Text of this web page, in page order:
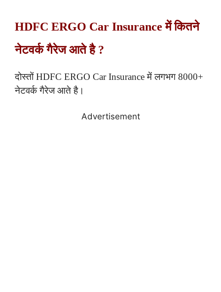
HDFC ERGO Car Insurance में कितने
नेटवर्क गैरेज आते है ?
दोस्तों HDFC ERGO Car Insurance में लगभग 8000+
नेटवर्क गैरेज आते है।
Advertisement